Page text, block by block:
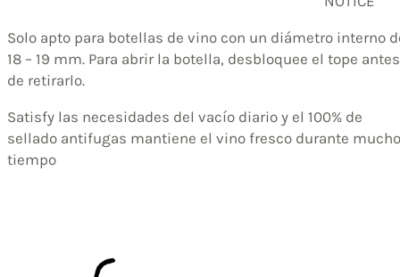
Solo apto para botellas de vino con un diámetro interno
18 – 19 mm. Para abrir la botella, desbloquee el tope antes
de retirarlo.
Satisfy las necesidades del vacío diario y el 100% de
sellado antifugas mantiene el vino fresco durante mucho
tiempo